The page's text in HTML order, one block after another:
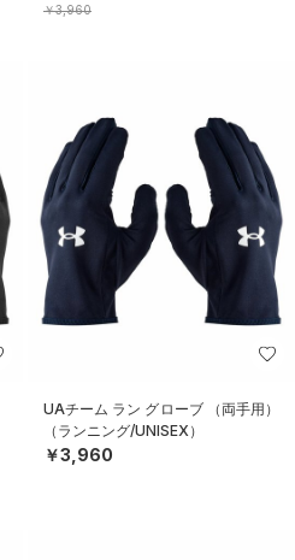
￥3,960
UAチーム ラン グローブ （両手用）
（ランニング/UNISEX）
￥3,960